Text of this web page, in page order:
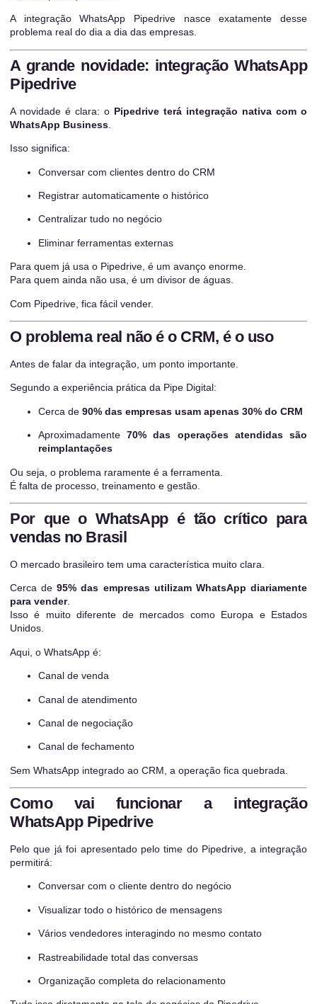
A integração WhatsApp Pipedrive nasce exatamente desse
problema real do dia a dia das empresas.
A grande novidade: integração WhatsApp
Pipedrive
A novidade é clara: o Pipedrive terá integração nativa com o
WhatsApp Business
Isso significa:
Conversar com clientes dentro do CRM
Registrar automaticamente o histórico
Centralizar tudo no negócio
Eliminar ferramentas externas
Para quem já usa o Pipedrive, é um avanço enorme.
Para quem ainda não usa, é um divisor de águas.
Com Pipedrive, fica fácil vender.
O problema real não é o CRM, é o uso
Antes de falar da integração, um ponto importante.
Segundo a experiência prática da Pipe Digital:
Cerca de 90% das empresas usam apenas 30% do CRM
Aproximadamente70% das operações atendidas são
reimplantações
Ou seja, o problema raramente é a ferramenta.
É falta de processo, treinamento e gestão.
Por que o WhatsApp é tão crítico para
vendas no Brasil
O mercado brasileiro tem uma característica muito clara.
Cerca de95% das empresas utilizam WhatsApp diariamente
para vender.
Isso é muito diferente de mercados como Europa e Estados
Unidos.
Aqui, o WhatsApp é:
Canal de venda
Canal de atendimento
Canal de negociação
Canal de fechamento
Sem WhatsApp integrado ao CRM, a operação fica quebrada.
Como vai funcionar a integração
WhatsApp Pipedrive
Pelo que já foi apresentado pelo time do Pipedrive, a integração
permitirá:
Conversar com o cliente dentro do negócio
Visualizar todo o histórico de mensagens
Vários vendedores interagindo no mesmo contato
Rastreabilidade total das conversas
Organização completa do relacionamento